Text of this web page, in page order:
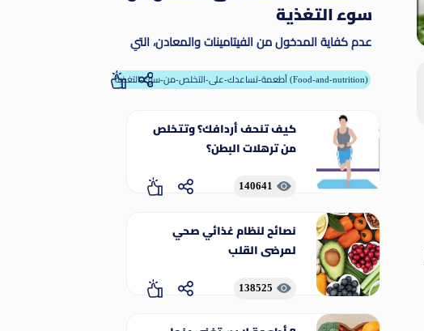
سوء التغذية
عدم كفاية المدخول من الفيتامينات والمعادن، التي
المغذيات الدقيقة الجسم من إنتاج الإنزيمات والهرمونات
وغيرها من المواد اللازمة للنمو والنماء على نحو ملائم
أطعمة-تساعدك-على-التخلص-من-سوء-التغذية (Food-and-nutrition)
كيف تنحف أردافك؟ وتتخلص
من ترهلات البطن؟
140641
نصائح لنظام غذائي صحي
لمرضى القلب
138525